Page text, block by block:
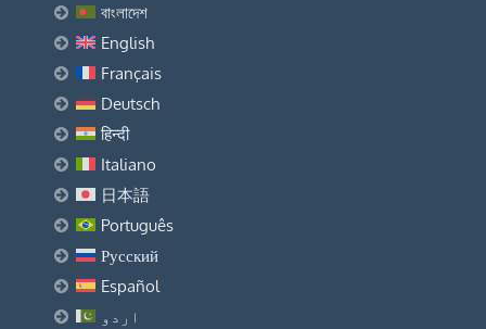
বাংলাদেশ
English
Français
Deutsch
हिन्दी
Italiano
日本語
Português
Русский
Español
اردو